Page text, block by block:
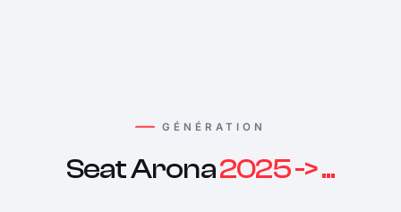
GÉNÉRATION
Seat Arona2025 -> ...